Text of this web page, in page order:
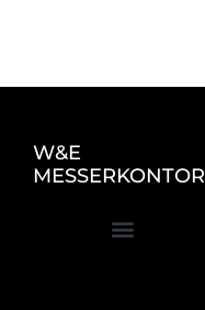
W&E
MESSERKONTOR